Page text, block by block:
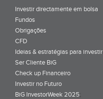
Investir directamente em bolsa
Fundos
Obrigações
CFD
Ideias & estratégias para investir
Ser Cliente BiG
Check up Financeiro
Investir no Futuro
BiG InvestorWeek 2025;